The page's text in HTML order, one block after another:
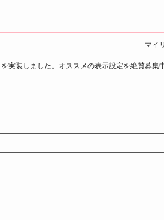
マイ
を実装しました。オススメの表示設定を絶賛募集